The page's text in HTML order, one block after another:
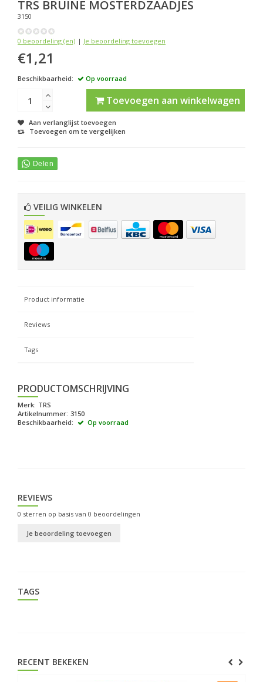
TRS BRUINE MOSTERDZAADJES
3150
0 beoordeling (en) | Je beoordeling toevoegen
€1,21
Beschikbaarheid: Op voorraad
Toevoegen aan winkelwagen
Aan verlanglijst toevoegen
Toevoegen om te vergelijken
VEILIG WINKELEN
Product informatie
Reviews
Tags
PRODUCTOMSCHRIJVING
Merk: TRS
Artikelnummer: 3150
Beschikbaarheid:
Op voorraad
REVIEWS
0 sterren op basis van 0 beoordelingen
Je beoordeling toevoegen
TAGS
RECENT BEKEKEN